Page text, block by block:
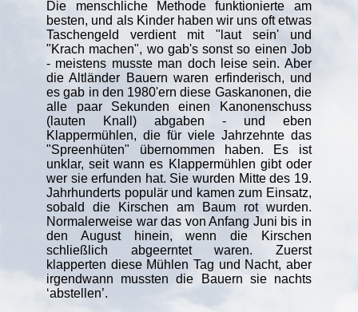
Die menschliche Methode funktionierte am
besten, und als Kinder haben wir uns oft etwas
Taschengeld verdient mit "laut sein' und
"Krach machen", wo gab's sonst so einen Job
- meistens musste man doch leise sein. Aber
die Altländer Bauern waren erfinderisch, und
es gab in den 1980'ern diese Gaskanonen, die
alle paar Sekunden einen Kanonenschuss
(lauten Knall) abgaben - und eben
Klappermühlen, die für viele Jahrzehnte das
"Spreenhüten" übernommen haben. Es ist
unklar, seit wann es Klappermühlen gibt oder
wer sie erfunden hat. Sie wurden Mitte des 19.
Jahrhunderts populär und kamen zum Einsatz,
sobald die Kirschen am Baum rot wurden.
Normalerweise war das von Anfang Juni bis in
den August hinein, wenn die Kirschen
schließlich abgeerntet waren. Zuerst
klapperten diese Mühlen Tag und Nacht, aber
irgendwann mussten die Bauern sie nachts
‘abstellen’.